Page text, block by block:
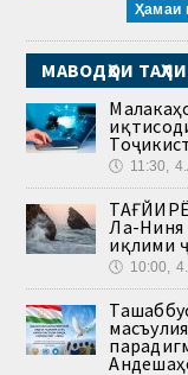
Ҳамаи
МАВОДҲОИ
🕔 11:30,
Ла-Ниня
иқлими
🕔 10:00,